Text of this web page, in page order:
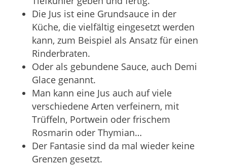
Die Jus ist eine Grundsauce in der
Küche, die vielfältig eingesetzt werden
kann, zum Beispiel als Ansatz für einen
Rinderbraten.
Oder als gebundene Sauce, auch Demi
Glace genannt.
Man kann eine Jus auch auf viele
verschiedene Arten verfeinern, mit
Trüffeln, Portwein oder frischem
Rosmarin oder Thymian…
Der Fantasie sind da mal wieder keine
Grenzen gesetzt.